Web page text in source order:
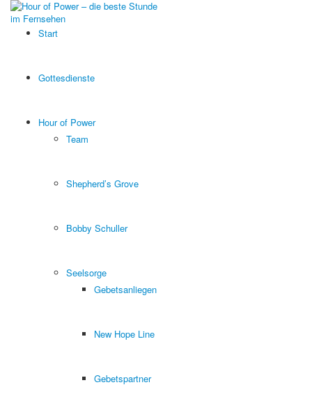
Start
Gottesdienste
Hour of Power
Team
Shepherd’s Grove
Bobby Schuller
Seelsorge
Gebetsanliegen
New Hope Line
Gebetspartner